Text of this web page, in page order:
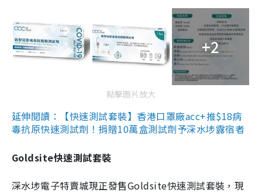
+2
點擊圖片放大
延伸閱讀：【快速測試套裝】香港口罩廠acc+推$18病
毒抗原快速測試劑！捐贈10萬盒測試劑予深水埗露宿者
Goldsite快速測試套裝
深水埗電子特賣城現正發售Goldsite快速測試套裝，現